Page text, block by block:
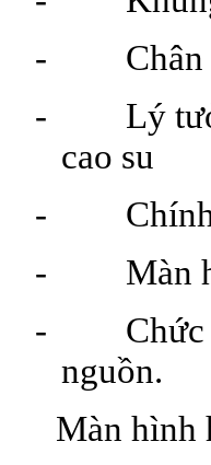
- Chân đế
- Lý tưởng
cao su
- Chính
- Màn
- Chức
nguồn.
hình